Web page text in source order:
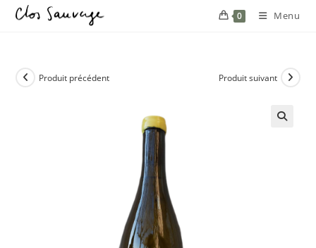
0 Menu
Produit précédent Produit suivant